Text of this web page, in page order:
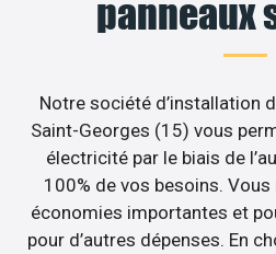
panneaux
Notre société d’installation
Saint-Georges (15) vous
électricité par le biais de
100% de vos besoins.
économies importantes et
pour d’autres dépenses. En